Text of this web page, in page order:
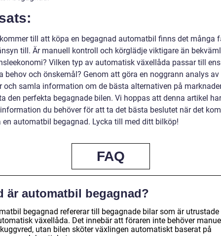
till att köpa en begagnad automatbil finns det många
till. Är manuell kontroll och körglädje viktigare än
Vilken typ av automatisk växellåda passar till ens
behov och önskemål? Genom att göra en noggrann analys av
och samla information om de bästa alternativen på
den perfekta begagnade bilen. Vi hoppas att denna artikel
du behöver för att ta det bästa beslutet när det
en automatbil begagnad. Lycka till med ditt bilköp!
FAQ
är automatbil begagnad?
begagnad refererar till begagnade bilar som är utrustade
växellåda. Det innebär att föraren inte behöver
utan bilen sköter växlingen automatiskt baserat på